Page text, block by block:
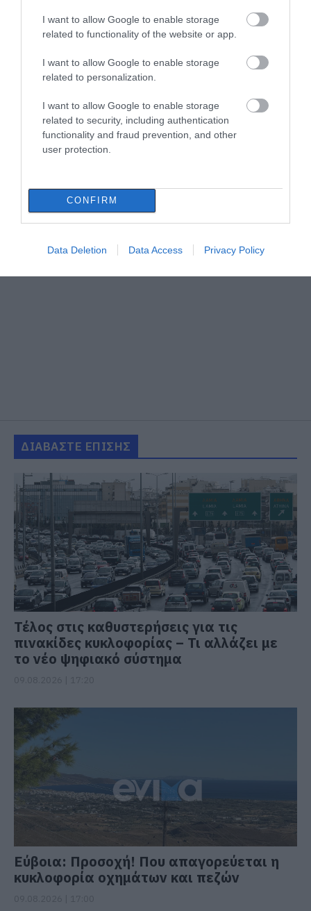
I want to allow Google to enable storage
related to functionality of the website or app.
I want to allow Google to enable storage
related to personalization.
I want to allow Google to enable storage
related to security, including authentication
functionality and fraud prevention, and other
user protection.
CONFIRM
Data Deletion Data Access Privacy Policy
ΔΙΑΒΑΣΤΕ ΕΠΙΣΗΣ
Τέλος στις καθυστερήσεις για τις
πινακίδες κυκλοφορίας – Τι αλλάζει με
το νέο ψηφιακό σύστημα
Εύβοια: Προσοχή! Που απαγορεύεται η
κυκλοφορία οχημάτων και πεζών